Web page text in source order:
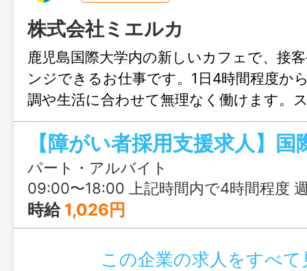
株式会社ミエルカ
鹿児島国際大学内の新しいカフェで、接
ンジできるお仕事です。1日4時間程度か
調や生活に合わせて無理なく働けます。
ート体制も整っているので、未経験の方
仕事復帰の方も安心してスタートできま
パート・アルバイト
09:00〜18:00 上記時間内で4時間程度 週
時給 1,026円
この企業の求人をすべて